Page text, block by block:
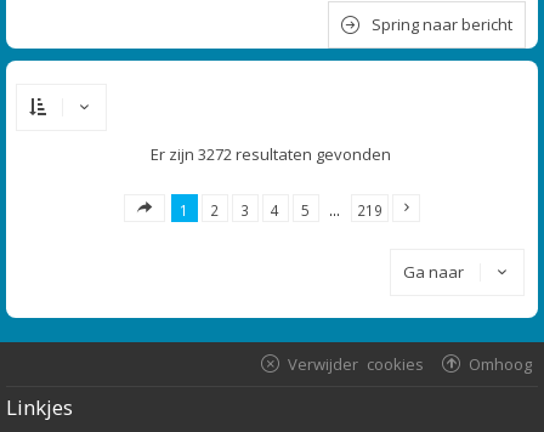
Spring naar bericht
Er zijn 3272 resultaten gevonden
1 2 3 4 5 … 219
Ga naar
Omhoog
Verwijder cookies
Linkjes